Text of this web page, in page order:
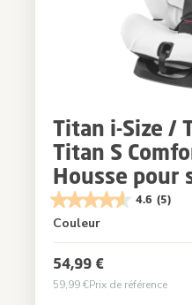
Titan i-Size /
Titan S
Housse pour
4.6 (5)
Couleur
54,99 €
59,99 €Prix de référence